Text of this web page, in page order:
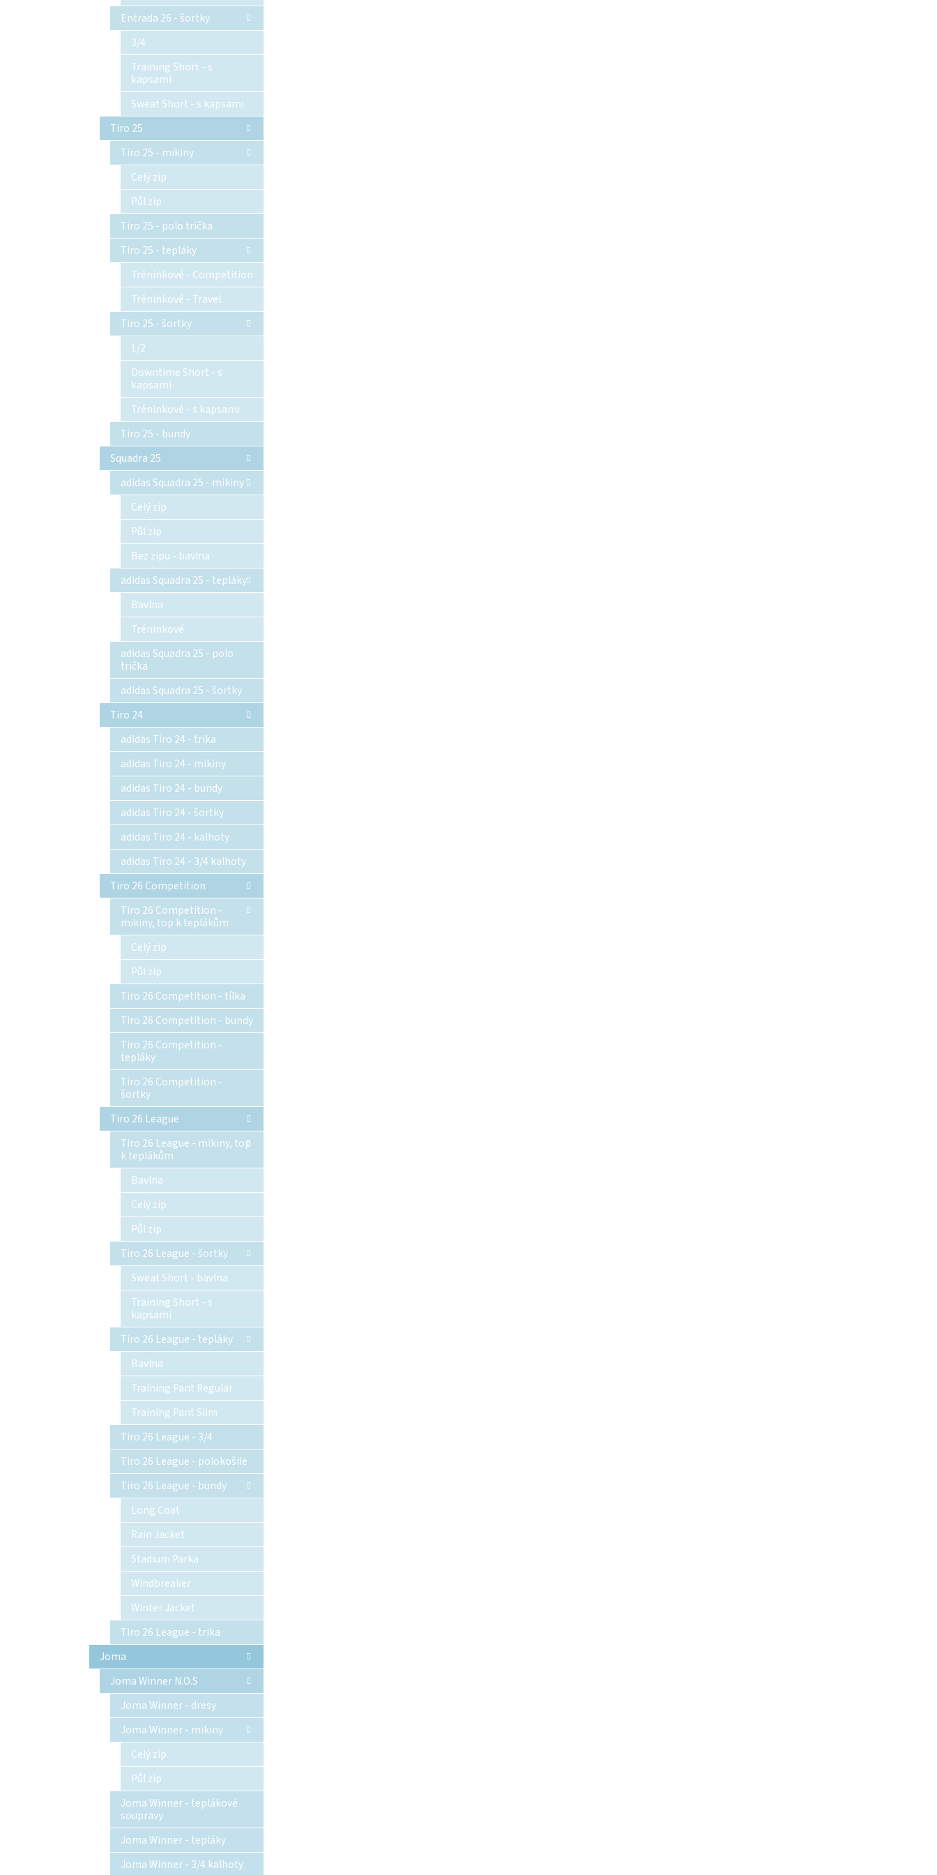
Entrada 26 - šortky
3/4
Training Short - s
kapsami
Sweat Short - s kapsami
Tiro 25
Tiro 25 - mikiny
Celý zip
Půl zip
Tiro 25 - polo trička
Tiro 25 - tepláky
Tréninkové - Competition
Tréninkové - Travel
Tiro 25 - šortky
1/2
Downtime Short - s
kapsami
Tréninkové - s kapsami
Tiro 25 - bundy
Squadra 25
adidas Squadra 25 - mikiny
Celý zip
Půl zip
Bez zipu - bavlna
adidas Squadra 25 - tepláky
Bavlna
Tréninkové
adidas Squadra 25 - polo
trička
adidas Squadra 25 - šortky
Tiro 24
adidas Tiro 24 - trika
adidas Tiro 24 - mikiny
adidas Tiro 24 - bundy
adidas Tiro 24 - šortky
adidas Tiro 24 - kalhoty
adidas Tiro 24 - 3/4 kalhoty
Tiro 26 Competition
Tiro 26 Competition -
mikiny, top k teplákům
Celý zip
Půl zip
Tiro 26 Competition - tílka
Tiro 26 Competition - bundy
Tiro 26 Competition -
tepláky
Tiro 26 Competition -
šortky
Tiro 26 League
Tiro 26 League - mikiny, top
k teplákům
Bavlna
Celý zip
Půl zip
Tiro 26 League - šortky
Sweat Short - bavlna
Training Short - s
kapsami
Tiro 26 League - tepláky
Bavlna
Training Pant Regular
Training Pant Slim
Tiro 26 League - 3/4
Tiro 26 League - polokošile
Tiro 26 League - bundy
Long Coat
Rain Jacket
Stadium Parka
Windbreaker
Winter Jacket
Tiro 26 League - trika
Joma
Joma Winner N.O.S
Joma Winner - dresy
Joma Winner - mikiny
Celý zip
Půl zip
Joma Winner - teplákové
soupravy
Joma Winner - tepláky
Joma Winner - 3/4 kalhoty